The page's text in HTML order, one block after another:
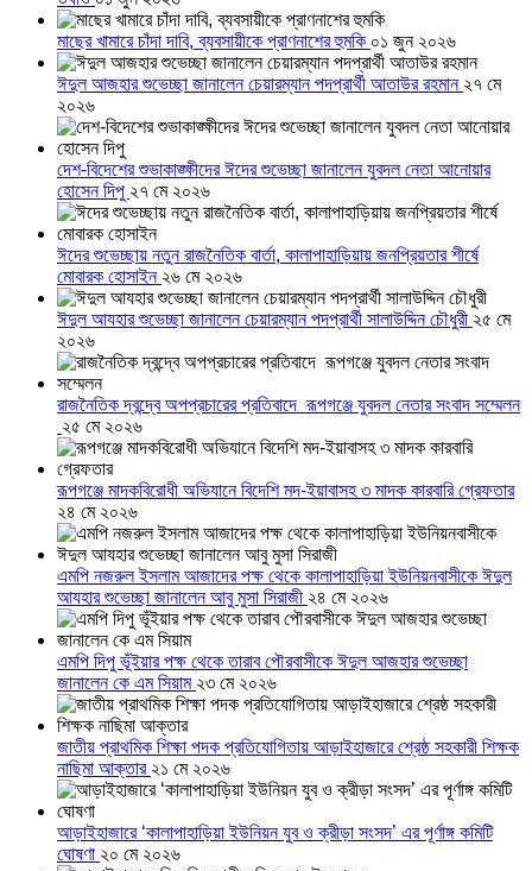
মাছের খামারে চাঁদা দাবি, ব্যবসায়ীকে প্রাণনাশের হুমকি ০১ জুন ২০২৬
ঈদুল আজহার শুভেচ্ছা জানালেন চেয়ারম্যান পদপ্রার্থী আতাউর রহমান ২৭ মে
২০২৬
দেশ-বিদেশের শুভাকাঙ্ক্ষীদের ঈদের শুভেচ্ছা জানালেন যুবদল নেতা আনোয়ার
হোসেন দিপু ২৭ মে ২০২৬
ঈদের শুভেচ্ছায় নতুন রাজনৈতিক বার্তা, কালাপাহাড়িয়ায় জনপ্রিয়তার শীর্ষে
মোবারক হোসাইন ২৬ মে ২০২৬
ঈদুল আযহার শুভেচ্ছা জানালেন চেয়ারম্যান পদপ্রার্থী সালাউদ্দিন চৌধুরী ২৫ মে
২০২৬
রাজনৈতিক দ্বন্দ্বে অপপ্রচারের প্রতিবাদে ‎রূপগঞ্জে যুবদল নেতার সংবাদ সম্মেলন
২৫ মে ২০২৬
রূপগঞ্জে মাদকবিরোধী অভিযানে বিদেশি মদ-ইয়াবাসহ ৩ মাদক কারবারি গ্রেফতার
২৪ মে ২০২৬
এমপি নজরুল ইসলাম আজাদের পক্ষ থেকে কালাপাহাড়িয়া ইউনিয়নবাসীকে ঈদুল
আযহার শুভেচ্ছা জানালেন আবু মুসা সিরাজী ২৪ মে ২০২৬
এমপি দিপু ভূঁইয়ার পক্ষ থেকে তারাব পৌরবাসীকে ঈদুল আজহার শুভেচ্ছা
জানালেন কে এম সিয়াম ২৩ মে ২০২৬
জাতীয় প্রাথমিক শিক্ষা পদক প্রতিযোগিতায় আড়াইহাজারে শ্রেষ্ঠ সহকারী শিক্ষক
নাছিমা আক্তার ২১ মে ২০২৬
আড়াইহাজারে ‘কালাপাহাড়িয়া ইউনিয়ন যুব ও ক্রীড়া সংসদ’ এর পূর্ণাঙ্গ কমিটি
ঘোষণা ২০ মে ২০২৬